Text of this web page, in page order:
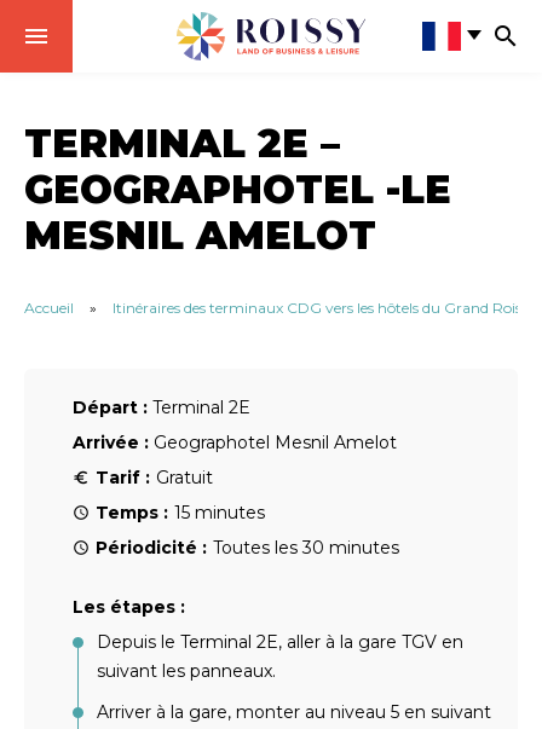
TERMINAL 2E –
GEOGRAPHOTEL -LE
MESNIL AMELOT
Accueil » Itinéraires des terminaux CDG vers les hôtels du Grand Roissy
Départ : Terminal 2E
Arrivée : Geographotel Mesnil Amelot
Tarif : Gratuit
Temps : 15 minutes
Périodicité : Toutes les 30 minutes
Les étapes :
Depuis le Terminal 2E, aller à la gare TGV en
suivant les panneaux.
Arriver à la gare, monter au niveau 5 en suivant